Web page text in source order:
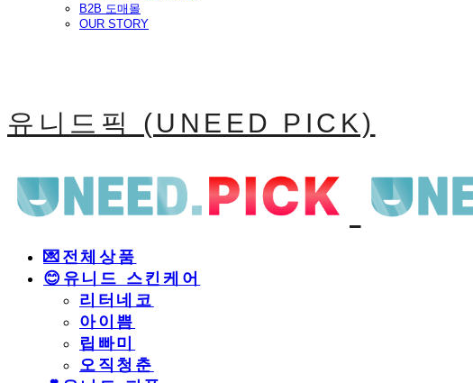
B2B 도매몰
OUR STORY
유니드픽 (UNEED PICK)
💌전체상품
😊유니드 스킨케어
리터네코
아이쁨
립빠미
오직청춘